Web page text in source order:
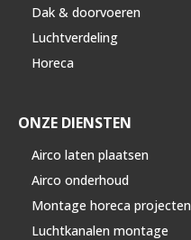
Dak & doorvoeren
Luchtverdeling
Horeca
ONZE DIENSTEN
Airco laten plaatsen
Airco onderhoud
Montage horeca projecten
Luchtkanalen montage